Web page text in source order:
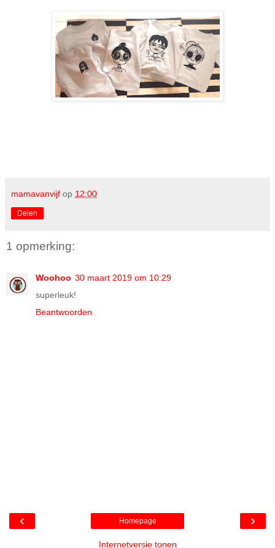
mamavanvijf op 12:00
Delen
1 opmerking:
Woohoo 30 maart 2019 om 10:29
superleuk!
Beantwoorden
‹ ›
Homepage
Internetversie tonen